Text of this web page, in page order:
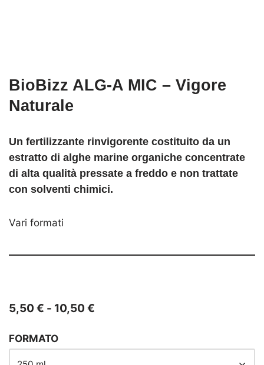
BioBizz ALG-A MIC – Vigore
Naturale
Un fertilizzante rinvigorente costituito da un
estratto di alghe marine organiche concentrate
di alta qualità pressate a freddo e non trattate
con solventi chimici.
Vari formati
5,50 € - 10,50 €
FORMATO